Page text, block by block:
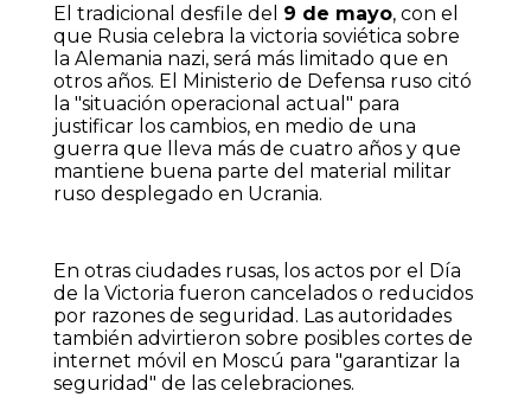
El tradicional desfile del 9 de mayo, con el
que Rusia celebra la victoria soviética sobre
la Alemania nazi, será más limitado que en
otros años. El Ministerio de Defensa ruso citó
la "situación operacional actual" para
justificar los cambios, en medio de una
guerra que lleva más de cuatro años y que
mantiene buena parte del material militar
ruso desplegado en Ucrania.
En otras ciudades rusas, los actos por el Día
de la Victoria fueron cancelados o reducidos
por razones de seguridad. Las autoridades
también advirtieron sobre posibles cortes de
internet móvil en Moscú para "garantizar la
seguridad" de las celebraciones.